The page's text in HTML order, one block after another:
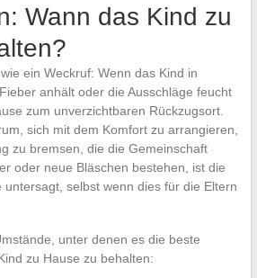
Wann das Kind zu
ein Weckruf: Wenn das Kind in
anhält oder die Ausschläge feucht
zum unverzichtbaren Rückzugsort.
sich mit dem Komfort zu arrangieren,
zu bremsen, die die Gemeinschaft
oder neue Bläschen bestehen, ist die
untersagt, selbst wenn dies für die Eltern
unter denen es die beste
zu Hause zu behalten: